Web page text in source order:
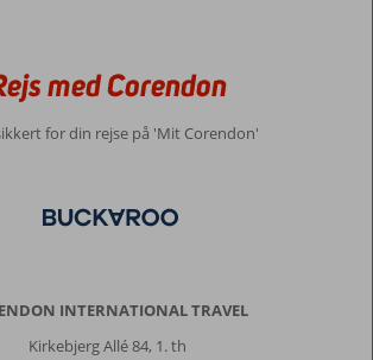
med Corendon
for din rejse på 'Mit Corendon'
INTERNATIONAL TRAVEL
Kirkebjerg Allé 84, 1. th